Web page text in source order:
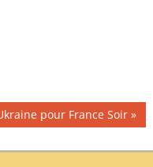
pour France Soir